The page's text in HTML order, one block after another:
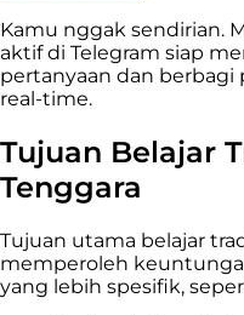
Kamu nggak sendirian.
aktif di Telegram siap
pertanyaan dan berbagi
real-time.
Tujuan Belajar
Tenggara
Tujuan utama belajar
memperoleh
yang lebih spesifik,